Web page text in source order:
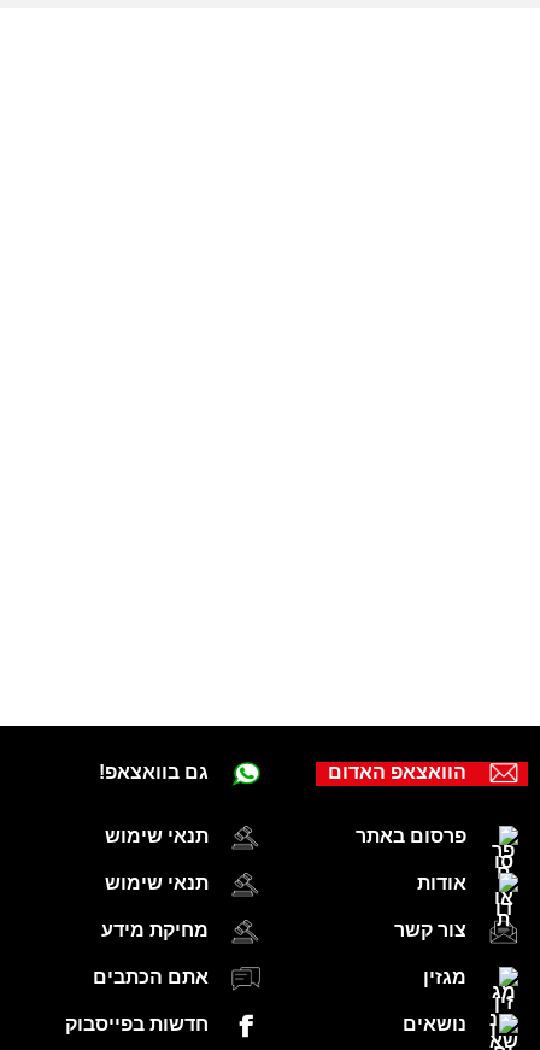
גם בוואצאפ!
תנאי שימוש
תנאי שימוש
מחיקת מידע
אתם הכתבים
חדשות בפייסבוק
הוואצאפ האדום
פרסום באתר
אודות
צור קשר
מגזין
נושאים